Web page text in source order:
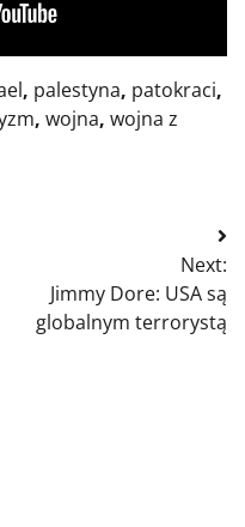
, palestyna, patokraci,
, wojna, wojna z
Next:
Jimmy Dore: USA są
globalnym terrorystą